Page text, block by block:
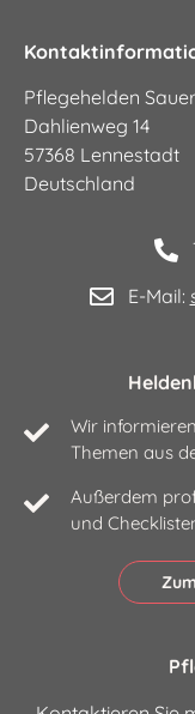
57572
57580
57584 Scheuerfeld
57587 Birken-
57581 Katzwinkel
57586 Weitefeld
Pflegehelden
Dahlienweg 14
57368 Lennestadt
Deutschland
E-Mail:
Wir
Themen aus
Außerdem
und